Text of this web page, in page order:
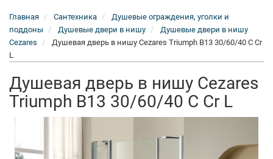
Главная Сантехника
Душевые ограждения, уголки и
поддоны
Душевые двери в нишу
Душевые двери в нишу
Cezares
Душевая дверь в нишу Cezares Triumph B13 30/60/40 C Cr
L
Душевая дверь в нишу Cezares
Triumph B13 30/60/40 C Cr L